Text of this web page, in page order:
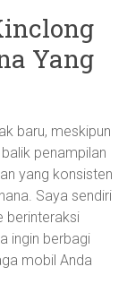
Yang
baru, meskipun
penampilan
yang konsisten
Saya sendiri
berinteraksi
ingin berbagi
mobil Anda